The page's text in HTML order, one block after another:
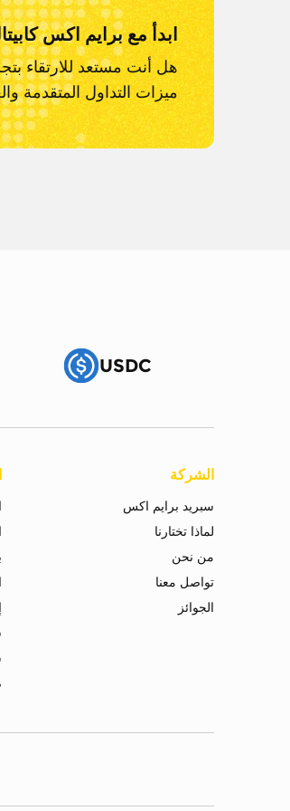
ابدأ مع برايم اكس
هل أنت مستعد للارتقاء
ميزات التداول المتقدمة
USDC
الشركة
سبريد برايم اكس
لماذا تختارنا
من نحن
تواصل معنا
الجوائز